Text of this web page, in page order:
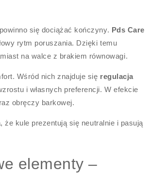
się dociążać kończyny. Pds Care
rytm poruszania. Dzięki temu
na walce z brakiem równowagi.
Wśród nich znajduje się regulacja
i własnych preferencji. W efekcie
obręczy barkowej.
kule prezentują się neutralnie i pasują
elementy –